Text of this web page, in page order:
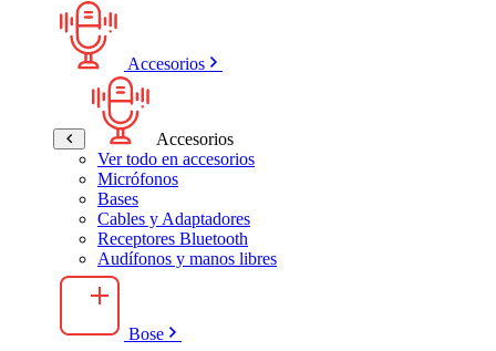
Accesorios
Accesorios
Ver todo en accesorios
Micrófonos
Bases
Cables y Adaptadores
Receptores Bluetooth
Audífonos y manos libres
Bose